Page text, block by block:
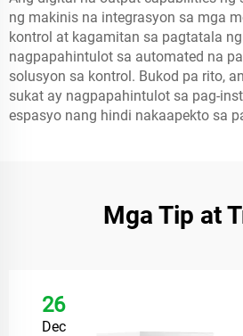
ng makinis na integrasyon sa mga
kontrol at kagamitan sa pagtatala
nagpapahintulot sa automated na
solusyon sa kontrol. Bukod pa rito,
sukat ay nagpapahintulot sa pag-
espasyo nang hindi nakaapekto sa
Mga Tip at
26
Dec